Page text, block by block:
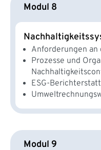
Modul 8
Anforderungen
Prozesse und
ESG-
Modul 9